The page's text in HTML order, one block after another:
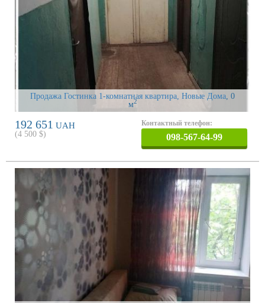
Продажа Гостинка 1-комнатная квартира, Новые Дома , 0
м2
192 651 UAH
(4 500 $)
Контактный телефон:
098-567-64-99